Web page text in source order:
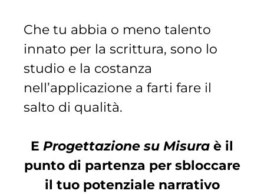
Che tu abbia o meno talento
innato per la scrittura, sono lo
studio e la costanza
nell’applicazione a farti fare il
salto di qualità.
E Progettazione su Misura è il
punto di partenza per sbloccare
il tuo potenziale narrativo